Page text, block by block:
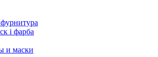
і фарба
и маски